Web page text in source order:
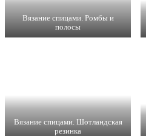
Вязание спицами. Ромбы и
полосы
Вязание спицами. Шотландская
резинка